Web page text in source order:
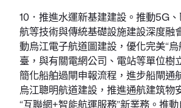
10．推進水運新基建建設。推動5G
航等技術與傳統基礎設施建設深度融
動烏江電子航道圖建設，優化完美“
臺，與有關電網公司、電站等單位樹
簡化船舶過閘申報流程，進步船閘通
烏江聰明航道建設，推進通航建筑物
“互聯網+智能航運服務”新業務。推